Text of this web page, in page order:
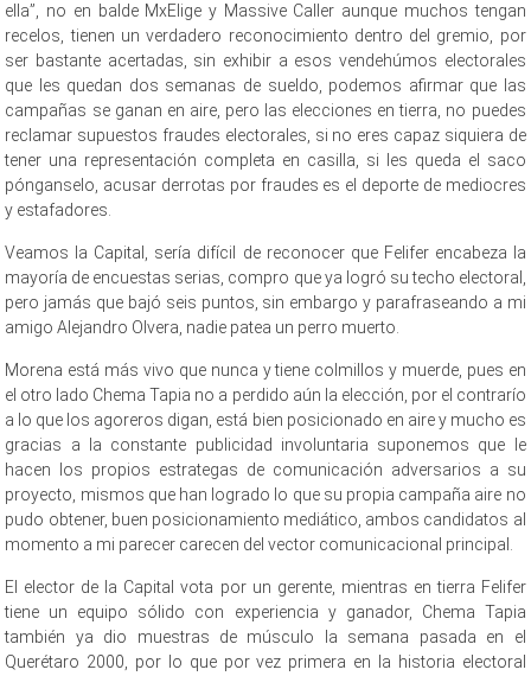
ella”, no en balde MxElige y Massive Caller aunque muchos tengan
recelos, tienen un verdadero reconocimiento dentro del gremio, por
ser bastante acertadas, sin exhibir a esos vendehúmos electorales
que les quedan dos semanas de sueldo, podemos afirmar que las
campañas se ganan en aire, pero las elecciones en tierra, no puedes
reclamar supuestos fraudes electorales, si no eres capaz siquiera de
tener una representación completa en casilla, si les queda el saco
pónganselo, acusar derrotas por fraudes es el deporte de mediocres
y estafadores.
Veamos la Capital, sería difícil de reconocer que Felifer encabeza la
mayoría de encuestas serias, compro que ya logró su techo electoral,
pero jamás que bajó seis puntos, sin embargo y parafraseando a mi
amigo Alejandro Olvera, nadie patea un perro muerto.
Morena está más vivo que nunca y tiene colmillos y muerde, pues en
el otro lado Chema Tapia no a perdido aún la elección, por el contrarío
a lo que los agoreros digan, está bien posicionado en aire y mucho es
gracias a la constante publicidad involuntaria suponemos que le
hacen los propios estrategas de comunicación adversarios a su
proyecto, mismos que han logrado lo que su propia campaña aire no
pudo obtener, buen posicionamiento mediático, ambos candidatos al
momento a mi parecer carecen del vector comunicacional principal.
El elector de la Capital vota por un gerente, mientras en tierra Felifer
tiene un equipo sólido con experiencia y ganador, Chema Tapia
también ya dio muestras de músculo la semana pasada en el
Querétaro 2000, por lo que por vez primera en la historia electoral